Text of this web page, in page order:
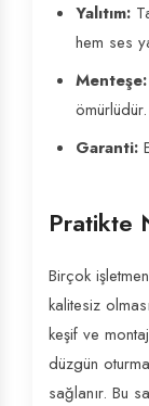
Yalıtım:
hem ses
Menteşe:
ömürlüdür.
Garanti:
Pratikte
Birçok
kalitesiz
keşif ve
düzgün
sağlanır. Bu